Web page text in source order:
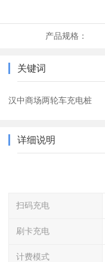
产品规格：
关键词
汉中商场两轮车充电桩
详细说明
扫码充电
刷卡充电
计费模式